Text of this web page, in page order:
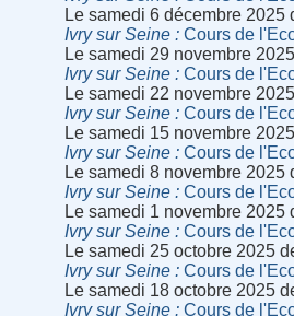
Le samedi 6 décembre 2025
Ivry sur Seine
Cours de
Le samedi 29 novembre
Ivry sur Seine
Cours de
Le samedi 22 novembre
Ivry sur Seine
Cours de
Le samedi 15 novembre
Ivry sur Seine
Cours de
Le samedi 8 novembre 2025
Ivry sur Seine
Cours de
Le samedi 1 novembre 2025
Ivry sur Seine
Cours de
Le samedi 25 octobre 2025
Ivry sur Seine
Cours de
Le samedi 18 octobre 2025
Ivry sur Seine
Cours de